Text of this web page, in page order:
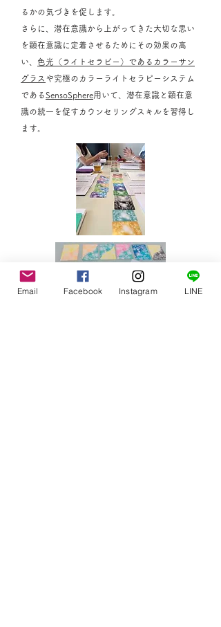
るかの気づきを促します。
さらに、潜在意識から上がってきた大切な思い
を顕在意識に定着させるためにその効果の高
い、 色光（ライトセラピー）であるカラーサン
グラス や究極のカラーライトセラピーシステム
である SensoSphere用いて、潜在意識と顕在意
識の統一を促すカウンセリングスキルを習得し
ます。
Email Facebook Instagram LINE